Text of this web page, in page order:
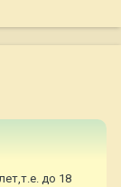
до 18